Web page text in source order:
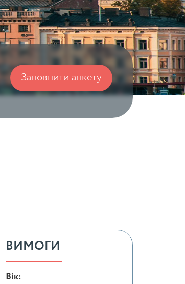
Заповнити анкету
ВИМОГИ
Вік: